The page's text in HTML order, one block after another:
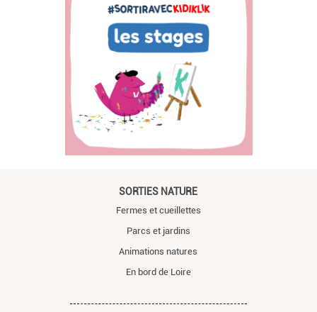
SORTIES NATURE
Fermes et cueillettes
Parcs et jardins
Animations natures
En bord de Loire